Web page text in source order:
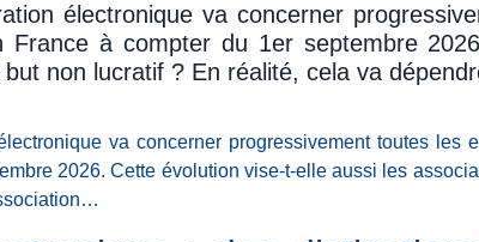
électronique va concerner
France à compter du 1er septembre
non lucratif ? En réalité, cela va
va concerner progressivement toutes les
2026. Cette évolution vise-t-elle aussi les